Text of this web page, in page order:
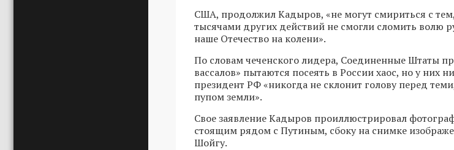
США, продолжил Кадыров, «не могут смириться с
тысячами других действий не смогли сломить волю
наше Отечество на колени».
По словам чеченского лидера, Соединенные Штаты
вассалов» пытаются посеять в России хаос, но у них
президент РФ «никогда не склонит голову перед
пупом земли».
Свое заявление Кадыров проиллюстрировал
стоящим рядом с Путиным, сбоку на снимке
Шойгу.